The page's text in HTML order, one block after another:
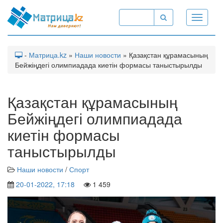
Toggle
- Матрица.kz » Наши новости » Қазақстан құрамасының
Бейжіңдегі олимпиадада киетін формасы таныстырылды
Қазақстан құрамасының
Бейжіңдегі олимпиадада
киетін формасы
таныстырылды
Наши новости / Спорт
20-01-2022, 17:18
1 459